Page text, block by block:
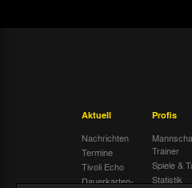
Aktuell
Nachrichten
Termine
Tivoli Echo
Dauerkarten-
Profis
Trainer
Spiele &
Statistik